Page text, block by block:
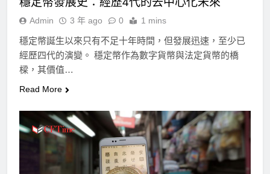
Admin 3 年 ago 0 1 mins
穩定幣誕生以來只有不足十年時間，但發展迅速，至少已
經歷四代的演變。 穩定幣作為數字貨幣與法定貨幣的橋
樑，其價值…
Read More